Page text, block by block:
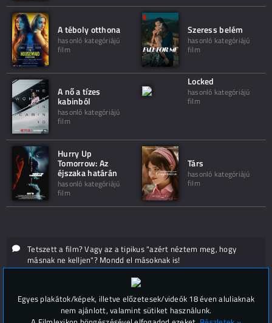
A téboly otthona
hasonló kategóriájú
film
Szeress belém
hasonló kategóriájú
film
A nő a tízes
kabinból
hasonló kategóriájú
film
Locked
hasonló kategóriájú
film
Hurry Up
Tomorrow: Az
éjszaka határán
hasonló kategóriájú
film
Társ
hasonló kategóriájú
film
Tetszett a film? Vagy az a tipikus "azért néztem meg, hogy
másnak ne kelljen"? Mondd el másoknak is!
Hozzászólások (
Egyes plakátok/képek, illetve előzetesek/videók 18 éven aluliaknak
nem ajánlott, valamint sütiket használunk.